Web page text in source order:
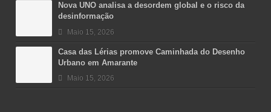
Nova UNO analisa a desordem global e o risco da
desinformação
Maio 15, 2026
Casa das Lérias promove Caminhada do Desenho
Urbano em Amarante
Maio 15, 2026